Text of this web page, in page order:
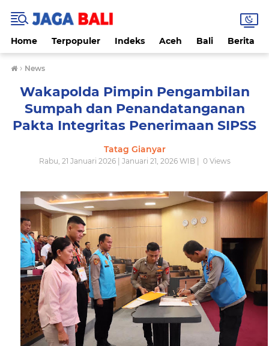
Home Terpopuler Indeks Aceh Bali Berita
› News
Wakapolda Pimpin Pengambilan
Sumpah dan Penandatanganan
Pakta Integritas Penerimaan SIPSS
Tatag Gianyar
Rabu, 21 Januari 2026 | Januari 21, 2026 WIB | 0Views